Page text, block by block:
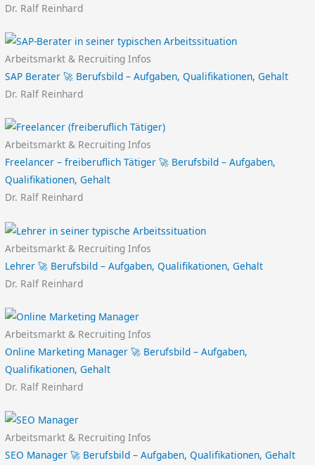
Dr. Ralf Reinhard
Arbeitsmarkt & Recruiting Infos
SAP Berater 🚀 Berufsbild – Aufgaben, Qualifikationen, Gehalt
Dr. Ralf Reinhard
Arbeitsmarkt & Recruiting Infos
Freelancer – freiberuflich Tätiger 🚀 Berufsbild – Aufgaben,
Qualifikationen, Gehalt
Dr. Ralf Reinhard
Arbeitsmarkt & Recruiting Infos
Lehrer 🚀 Berufsbild – Aufgaben, Qualifikationen, Gehalt
Dr. Ralf Reinhard
Arbeitsmarkt & Recruiting Infos
Online Marketing Manager 🚀 Berufsbild – Aufgaben,
Qualifikationen, Gehalt
Dr. Ralf Reinhard
Arbeitsmarkt & Recruiting Infos
SEO Manager 🚀 Berufsbild – Aufgaben, Qualifikationen, Gehalt